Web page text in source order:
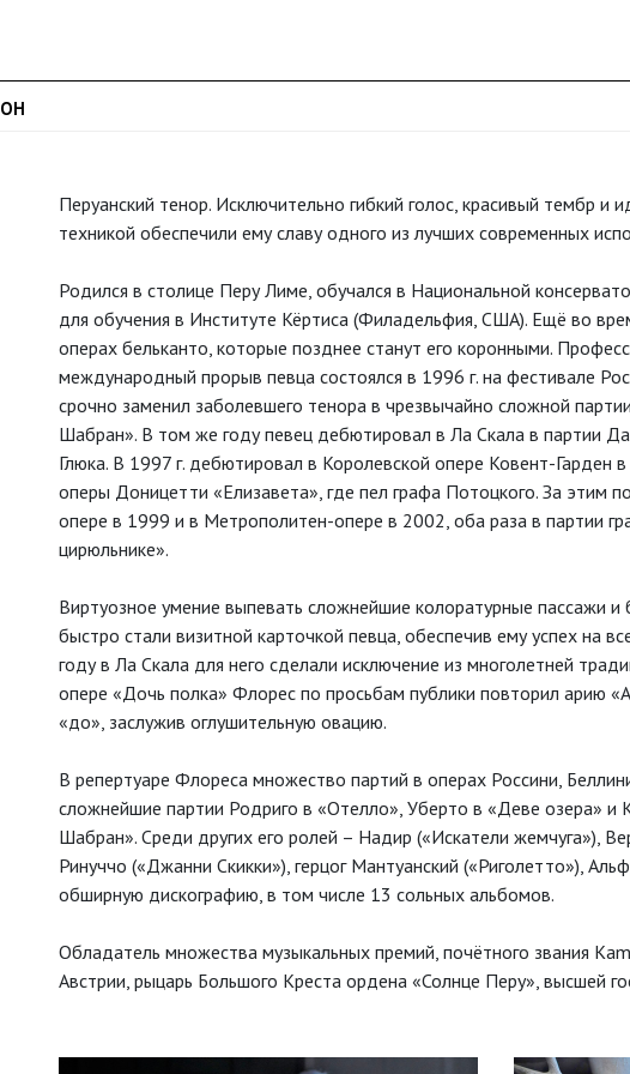
Перуанский тенор. Исключительно гибкий голос, красивый тембр и
техникой обеспечили ему славу одного из лучших современных
Родился в столице Перу Лиме, обучался в Национальной
для обучения в Институте Кёртиса (Филадельфия, США). Ещё во
операх бельканто, которые позднее станут его коронными.
международный прорыв певца состоялся в 1996 г. на фестивале
срочно заменил заболевшего тенора в чрезвычайно сложной
Шабран». В том же году певец дебютировал в Ла Скала в партии
Глюка. В 1997 г. дебютировал в Королевской опере Ковент-Гарден
оперы Доницетти «Елизавета», где пел графа Потоцкого. За этим
опере в 1999 и в Метрополитен-опере в 2002, оба раза в партии
цирюльнике».
Виртуозное умение выпевать сложнейшие колоратурные пассажи и
быстро стали визитной карточкой певца, обеспечив ему успех на
году в Ла Скала для него сделали исключение из многолетней
опере «Дочь полка» Флорес по просьбам публики повторил арию
«до», заслужив оглушительную овацию.
В репертуаре Флореса множество партий в операх Россини,
сложнейшие партии Родриго в «Отелло», Уберто в «Деве озера»
Шабран». Среди других его ролей – Надир («Искатели жемчуга»),
Ринуччо («Джанни Скикки»), герцог Мантуанский («Риголетто»),
обширную дискографию, в том числе 13 сольных альбомов.
Обладатель множества музыкальных премий, почётного звания
Австрии, рыцарь Большого Креста ордена «Солнце Перу», высшей